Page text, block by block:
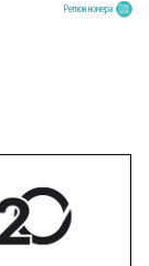
Регион номера